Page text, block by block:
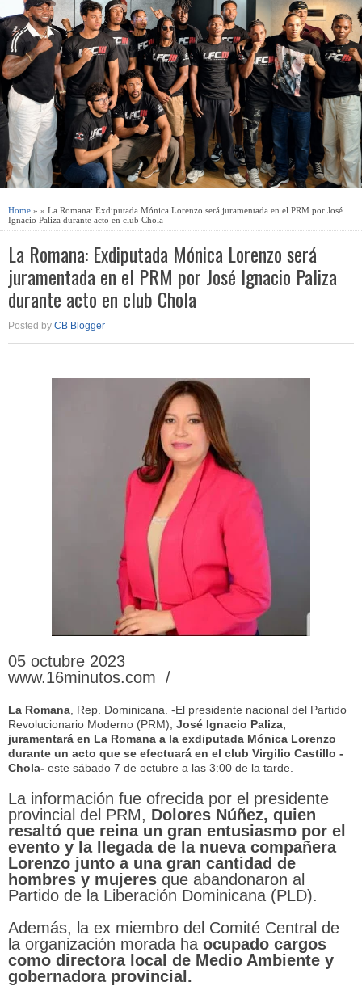
Home » » La Romana: Exdiputada Mónica Lorenzo será juramentada en el PRM por José
Ignacio Paliza durante acto en club Chola
La Romana: Exdiputada Mónica Lorenzo será
juramentada en el PRM por José Ignacio Paliza
durante acto en club Chola
Posted by CB Blogger
05 octubre 2023
www.16minutos.com /
La Romana , Rep. Dominicana. -El presidente nacional del Partido
Revolucionario Moderno (PRM), José Ignacio Paliza,
juramentará en La Romana a la exdiputada Mónica Lorenzo
durante un acto que se efectuará en el club Virgilio Castillo -
Chola- este sábado 7 de octubre a las 3:00 de la tarde.
La información fue ofrecida por el presidente
provincial del PRM, Dolores Núñez, quien
resaltó que reina un gran entusiasmo por el
evento y la llegada de la nueva compañera
Lorenzo junto a una gran cantidad de
hombres y mujeres que abandonaron al
Partido de la Liberación Dominicana (PLD).
Además, la ex miembro del Comité Central de
la organización morada ha ocupado cargos
como directora local de Medio Ambiente y
gobernadora provincial.